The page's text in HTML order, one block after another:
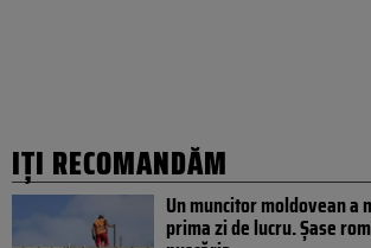
IȚI RECOMANDĂM
Un muncitor moldovean a
prima zi de lucru. Șase